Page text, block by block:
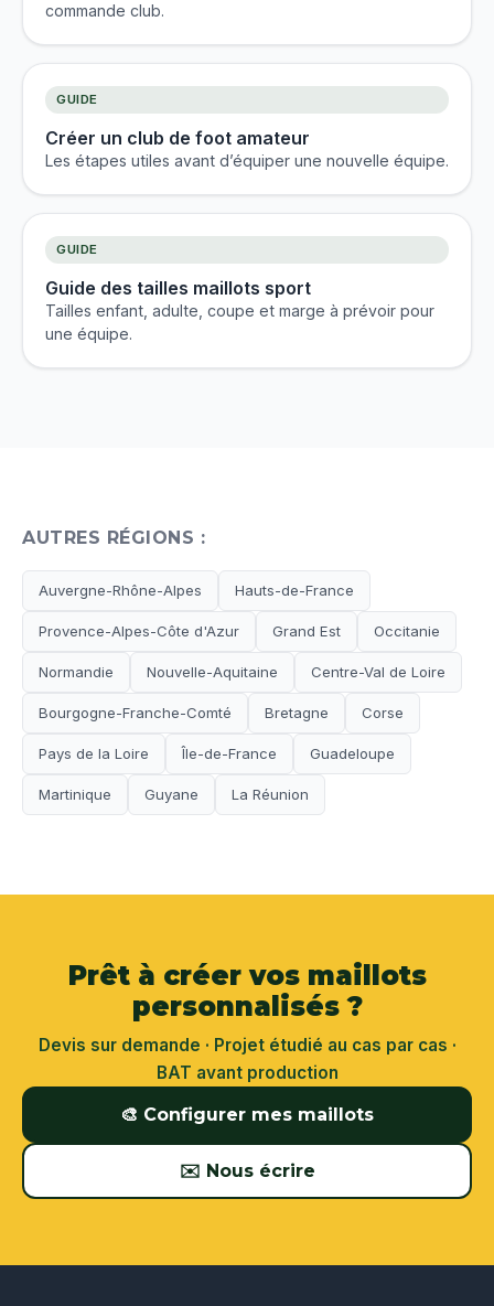
commande club.
GUIDE
Créer un club de foot amateur
Les étapes utiles avant d’équiper une nouvelle équipe.
GUIDE
Guide des tailles maillots sport
Tailles enfant, adulte, coupe et marge à prévoir pour
une équipe.
AUTRES RÉGIONS :
Auvergne-Rhône-Alpes Hauts-de-France
Provence-Alpes-Côte d'Azur Grand Est Occitanie
Normandie Nouvelle-Aquitaine Centre-Val de Loire
Bourgogne-Franche-Comté Bretagne Corse
Pays de la Loire Île-de-France Guadeloupe
Martinique Guyane La Réunion
Prêt à créer vos maillots
personnalisés ?
Devis sur demande · Projet étudié au cas par cas ·
BAT avant production
🎨 Configurer mes maillots
✉️ Nous écrire